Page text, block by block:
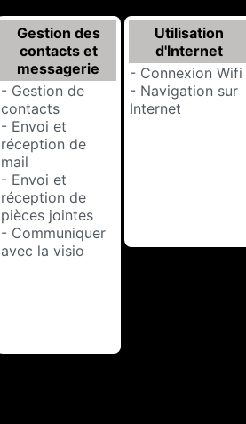
Gestion des
contacts et
messagerie
- Gestion de
contacts
- Envoi et
réception de
mail
- Envoi et
réception de
pièces jointes
- Communiquer
avec la visio
Utilisation
d'Internet
- Connexion Wifi
- Navigation sur
Internet